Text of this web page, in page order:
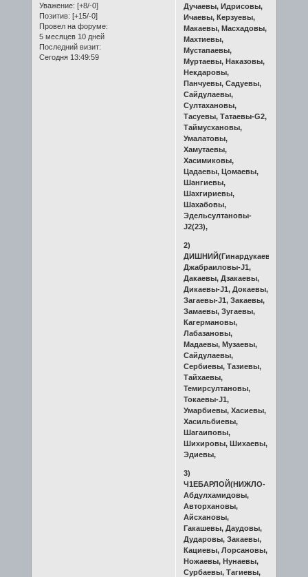
Уважение: [+8/-0]
Позитив: [+15/-0]
Провел на форуме:
5 месяцев 10 дней
Последний визит:
Сегодня 13:49:59
Дучаевы, Идрисовы,
Ичаевы, Керзуевы,
Макаевы, Масхадовы,
Махтиевы,
Мустапаевы,
Муртаевы, Наказовы,
Некдаровы,
Панчуевы, Садуевы,
Сайдулаевы,
Султахановы,
Тасуевы, Татаевы-G2,
Таймусхановы,
Умалатовы,
Хамутаевы,
Хасимиковы,
Цадаевы, Цомаевы,
Шангиевы,
Шахгириевы,
Шахабовы,
Эдельсултановы-
J2(23),
2)
ДИШНИЙ(Гинардукаевы,
Джабраиловы-J1,
Дакаевы, Дзакаевы,
Дикаевы-J1, Докаевы,
Загаевы-J1, Закаевы,
Замаевы, Зугаевы,
Кагермановы,
Лабазановы,
Мадаевы, Музаевы,
Сайдулаевы,
Сербиевы, Тазиевы,
Тайхаевы,
Темирсултановы,
Токаевы-J1,
Умарбиевы, Хасиевы,
Хасильбиевы,
Шагаиповы,
Шихировы, Шихаевы,
Эдиевы,
3)
Ч1ЕБАРЛОЙ(НИЖЛО-
Абдулхамидовы,
Авторхановы,
Айсхановы,
Гакашевы, Даудовы,
Дударовы, Закаевы,
Кациевы, Лорсановы,
Ножаевы, Нунаевы,
Сурбаевы, Тагиевы,